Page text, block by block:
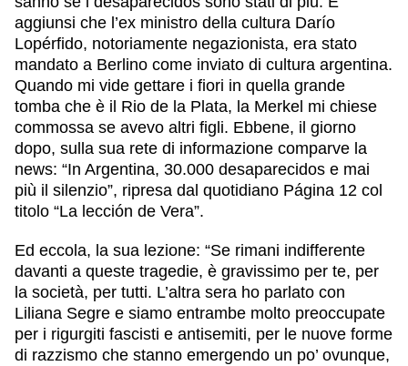
aggiunsi che l’ex ministro della cultura Darío
Lopérfido, notoriamente negazionista, era stato
mandato a Berlino come inviato di cultura argentina.
Quando mi vide gettare i fiori in quella grande
tomba che è il Rio de la Plata, la Merkel mi chiese
commossa se avevo altri figli. Ebbene, il giorno
dopo, sulla sua rete di informazione comparve la
news: “In Argentina, 30.000 desaparecidos e mai
più il silenzio”, ripresa dal quotidiano Página 12 col
titolo “La lección de Vera”.
Ed eccola, la sua lezione: “Se rimani indifferente
davanti a queste tragedie, è gravissimo per te, per
la società, per tutti. L’altra sera ho parlato con
Liliana Segre e siamo entrambe molto preoccupate
per i rigurgiti fascisti e antisemiti, per le nuove forme
di razzismo che stanno emergendo un po’ ovunque,